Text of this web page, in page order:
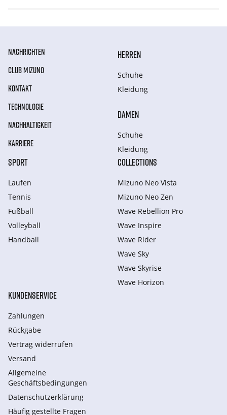
NACHRICHTEN
CLUB MIZUNO
KONTAKT
TECHNOLOGIE
NACHHALTIGKEIT
KARRIERE
HERREN
Schuhe
Kleidung
DAMEN
Schuhe
Kleidung
SPORT
Laufen
Tennis
Fußball
Volleyball
Handball
COLLECTIONS
Mizuno Neo Vista
Mizuno Neo Zen
Wave Rebellion Pro
Wave Inspire
Wave Rider
Wave Sky
Wave Skyrise
Wave Horizon
KUNDENSERVICE
Zahlungen
Rückgabe
Vertrag widerrufen
Versand
Allgemeine
Geschäftsbedingungen
Datenschutzerklärung
Häufig gestellte Fragen